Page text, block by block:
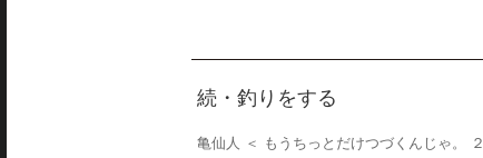
続・釣りをする
亀仙人 ＜ もうちっとだけつづくんじゃ。